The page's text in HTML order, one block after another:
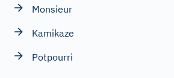
Monsieur
Kamikaze
Potpourri